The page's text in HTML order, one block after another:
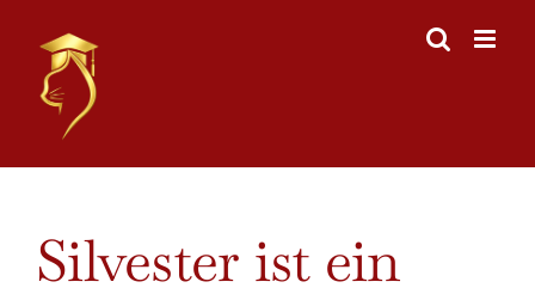
content
Larger
Image
Silvester ist ein